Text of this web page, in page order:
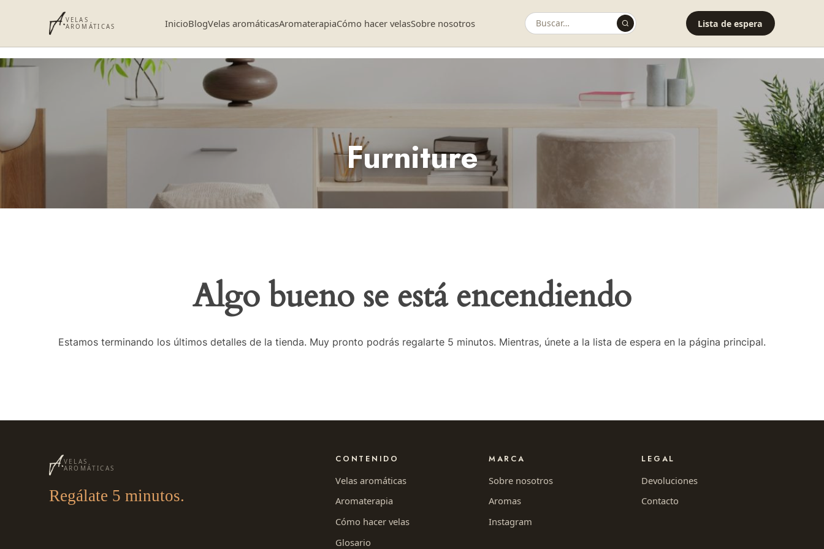
VELAS
AROMÁTICAS
InicioBlogVelas aromáticasAromaterapiaCómo hacer velasSobre nosotros Lista de espera
Furniture
Algo bueno se está encendiendo
Estamos terminando los últimos detalles de la tienda. Muy pronto podrás regalarte 5 minutos. Mientras, únete a la lista de espera en la página principal.
VELAS
AROMÁTICAS
Regálate 5 minutos.
CONTENIDO
Velas aromáticas
Aromaterapia
Cómo hacer velas
Glosario
MARCA
Sobre nosotros
Aromas
Instagram
LEGAL
Devoluciones
Contacto